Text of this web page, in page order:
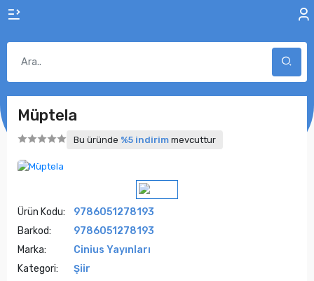
Müptela
Bu üründe %5 indirim mevcuttur
Ürün Kodu:
9786051278193
Barkod:
9786051278193
Marka:
Cinius Yayınları
Kategori:
Şiir